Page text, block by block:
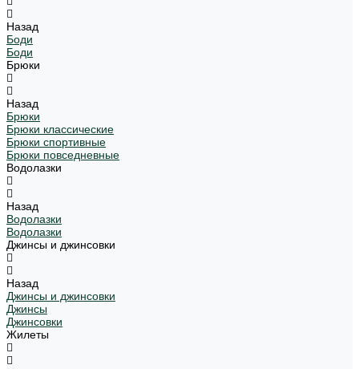
Назад
Боди
Боди
Брюки
Назад
Брюки
Брюки классические
Брюки спортивные
Брюки повседневные
Водолазки
Назад
Водолазки
Водолазки
Джинсы и джинсовки
Назад
Джинсы и джинсовки
Джинсы
Джинсовки
Жилеты